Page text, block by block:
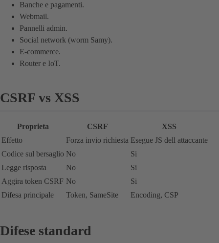
Banche e pagamenti.
Webmail.
Pannelli admin.
Social network (worm Samy).
E-commerce.
Router e IoT.
CSRF vs XSS
Proprieta CSRF
XSS
Effetto
Forza invio richiesta Esegue JS dell attaccante
Codice sul bersaglio No
Si
Legge risposta
No
Si
Aggira token CSRF No
Si
Difesa principale
Token, SameSite Encoding, CSP
Difese standard